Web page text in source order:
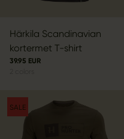
Härkila Scandinavian
kortermet T-shirt
39.95 EUR
SALE